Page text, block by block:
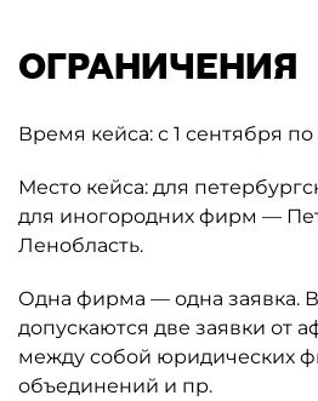
ОГРАНИЧЕНИЯ
Время кейса: с 1 сентября
Место кейса: для
для иногородних фирм —
Ленобласть.
Одна фирма — одна заявка.
допускаются две заявки от
между собой юридических
объединений и пр.